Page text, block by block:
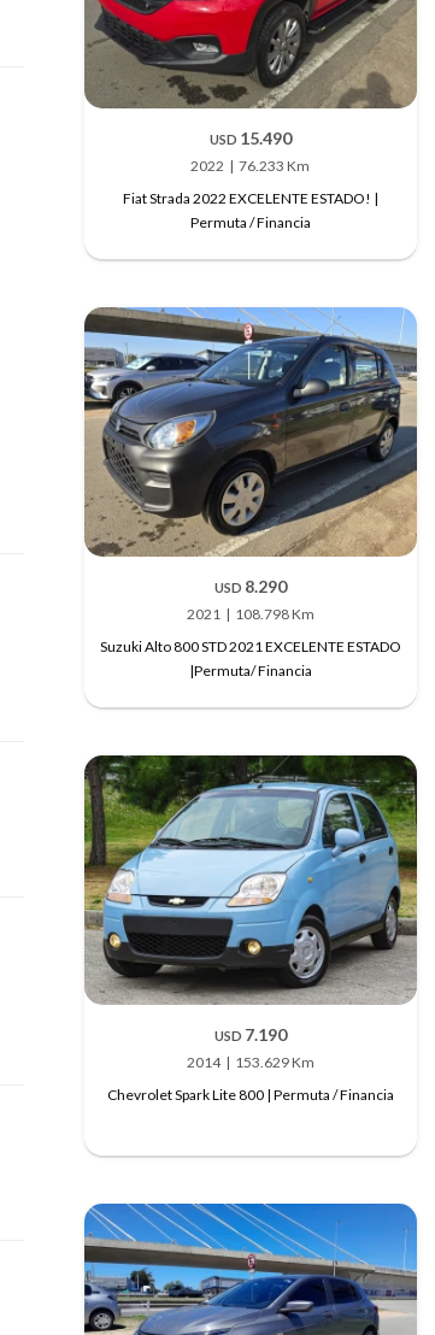
USD 15.490
2022
76.233 Km
Fiat Strada 2022 EXCELENTE ESTADO! |
Permuta / Financia
USD 8.290
2021
108.798 Km
Suzuki Alto 800 STD 2021 EXCELENTE ESTADO
|Permuta/ Financia
USD 7.190
2014
153.629 Km
Chevrolet Spark Lite 800 | Permuta / Financia